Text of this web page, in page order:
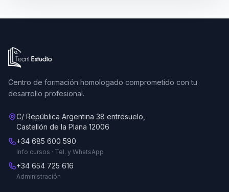
Ir a la página de inicio de Tecni Estudio
Centro de formación homologado comprometido con tu
desarrollo profesional.
C/ República Argentina 38 entresuelo,
Castellón de la Plana 12006
+34 685 600 590
Info cursos · Tel. y WhatsApp
+34 654 725 616
Administración